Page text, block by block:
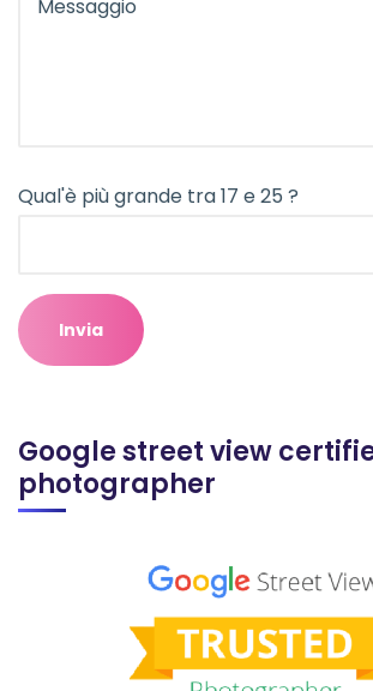
Qual'è più grande tra 17 e 25 ?
Google street view
photographer